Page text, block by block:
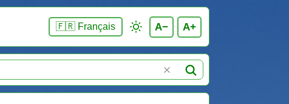
🇫🇷 Français A− A+